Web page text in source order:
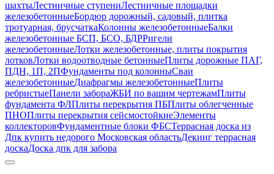
шахтыЛестничные ступениЛестничные площадки
железобетонныеБордюр дорожный, садовый, плитка
тротуарная, брусчаткаКолонны железобетонныеБалки
железобетонные БСП, БСО, БДРРигели
железобетонныеЛотки железобетонные, плиты покрытия
лотковЛотки водоотводные бетонныеПлиты дорожные ПАГ,
ПДН, 1П, 2ПФундаменты под колонныСваи
железобетонныеДиафрагмы железобетонныеПлиты
ребристыеПанели забораЖБИ по вашим чертежамПлиты
фундамента ФЛПлиты перекрытия ПБПлиты облегченные
ПНОПлиты перекрытия сейсмостойкиеЭлементы
коллекторовФундаментные блоки ФБСТеррасная доска из
Дпк купить недорого Московская областьДекинг террасная
доскаДоска дпк для забора